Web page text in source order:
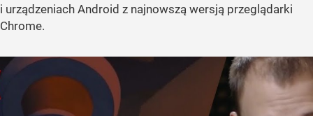
i urządzeniach Android z najnowszą wersją przeglądarki
Chrome.